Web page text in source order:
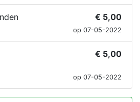
€ 5,00
op 07-05-2022
€ 5,00
op 07-05-2022